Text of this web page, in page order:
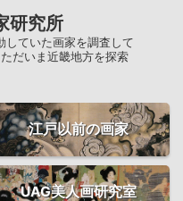
研究所
していた画家を調査して
だいま近畿地方を探索
江戸以前の画家
UAG美人画研究室